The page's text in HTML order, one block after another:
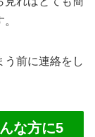
う前に連絡をし
な方に5